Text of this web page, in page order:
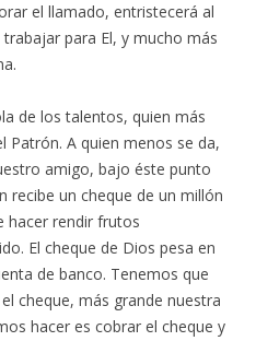
el llamado, entristecerá al
para El, y mucho más
de los talentos, quien más
Patrón. A quien menos se da,
amigo, bajo éste punto
recibe un cheque de un millón
hacer rendir frutos
El cheque de Dios pesa en
de banco. Tenemos que
cheque, más grande nuestra
hacer es cobrar el cheque y